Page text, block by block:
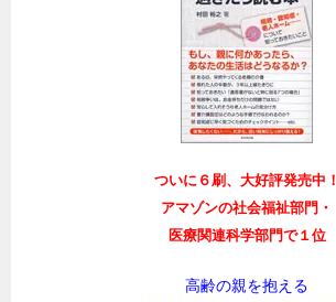
ついに６刷、大好評発売中！
アマゾンの社会福祉部門・
医療関連科学部門で１位
高齢の親を抱える